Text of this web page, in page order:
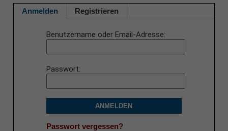
Anmelden Registrieren
Benutzername oder Email-Adresse
Passwort
ANMELDEN
Passwort vergessen?